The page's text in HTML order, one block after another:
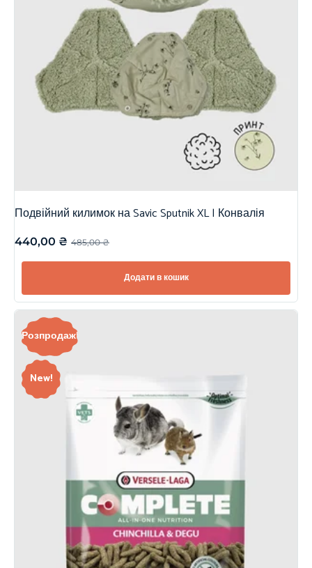
Подвійний килимок на Savic Sputnik XL | Конвалія
485,00₴
440,00 ₴
Додати в кошик
New!
Розпродаж!